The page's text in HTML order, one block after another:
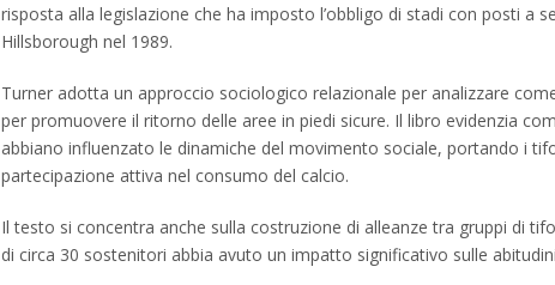
risposta alla legislazione che ha imposto l’obbligo di stadi con posti a
Hillsborough nel 1989.​
Turner adotta un approccio sociologico relazionale per analizzare
per promuovere il ritorno delle aree in piedi sicure. Il libro evidenzia
abbiano influenzato le dinamiche del movimento sociale, portando i
partecipazione attiva nel consumo del calcio.​
Il testo si concentra anche sulla costruzione di alleanze tra gruppi di
di circa 30 sostenitori abbia avuto un impatto significativo sulle